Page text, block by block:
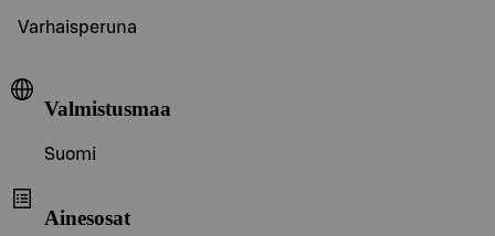
Varhaisperuna
Valmistusmaa
Suomi
Ainesosat